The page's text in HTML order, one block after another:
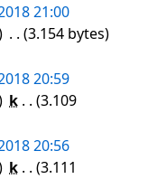
21:00
3.154 bytes
20:59
k
3.109
20:56
k
3.111